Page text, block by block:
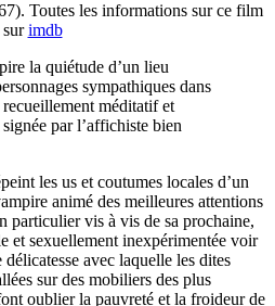
Toutes les informations sur ce film
surimdb
la quiétude d’un lieu
sympathiques dans
méditatif et
par l’affichiste bien
les us et coutumes locales d’un
animé des meilleures attentions
particulier vis à vis de sa prochaine,
et sexuellement inexpérimentée voir
avec laquelle les dites
sur des mobiliers des plus
oublier la pauvreté et la froideur de